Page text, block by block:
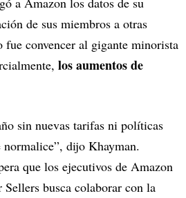
de sus miembros a otras
convencer al gigante minorista
los aumentos de
sin nuevas tarifas ni políticas
dijo Khayman.
que los ejecutivos de Amazon
Sellers busca colaborar con la